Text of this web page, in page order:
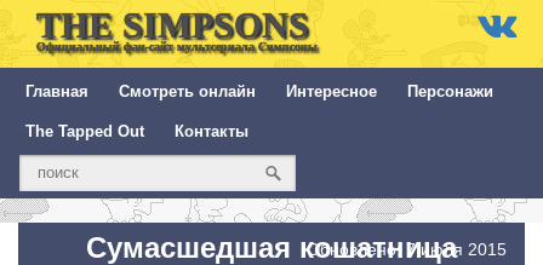
THE SIMPSONS
Официальный фан-сайт мультсериала Симпсоны
Главная Смотреть онлайн Интересное Персонажи
The Tapped Out Контакты
Сумасшедшая кошатница
Обновлено: 7 июля 2015